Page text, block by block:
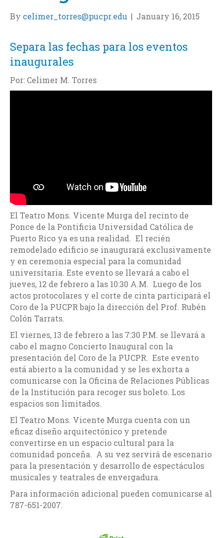
By celimer_torres@pucpr.edu | January 16, 2015
Separa las fechas para los eventos
inaugurales
Por: Celimer M. Torres
El Teatro Mons. Vicente Murga del recinto de
Ponce de la Pontificia Universidad Católica de
Puerto Rico ya es una realidad. El recién
remodelado edificio se inaugurará exclusivamente
y en ceremonia especial para la comunidad
universitaria. Este evento se llevará a cabo el
jueves, 12 de febrero a las 10:30 A.M. Luego de los
actos protocolares y el corte de cinta participará el
Coro de la PUCPR bajo la dirección del Prof. Rubén
Colón Tarrats.
El viernes, 13 de febrero a las 7:30 P.M. se llevará a
cabo el magno Concierto Inaugural con la
presentación del Coro de la PUCPR. Este evento
está abierto a la comunidad y se les exhorta a
comunicarse con la Oficina de Relaciones Públicas
de la Institución para recoger sus boleto. Los
espacios son limitados.
El Teatro Mons. Vicente Murga cuenta con un
eficaz diseño arquitectónico y pretende
convertirse en un espacio cultural para la
comunidad ponceña. A su vez servirá de escenario
para la presentación y desarrollo de espectáculos
musicales y teatrales de envergadura.
Para información adicional pueden comunicarse al
787-651-2007.